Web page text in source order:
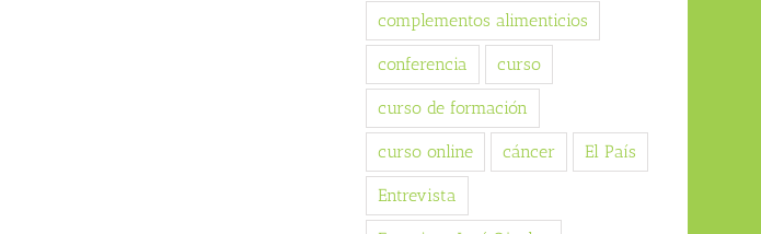
complementos alimenticios
conferencia curso
curso de formación
curso online cáncer El País
Entrevista